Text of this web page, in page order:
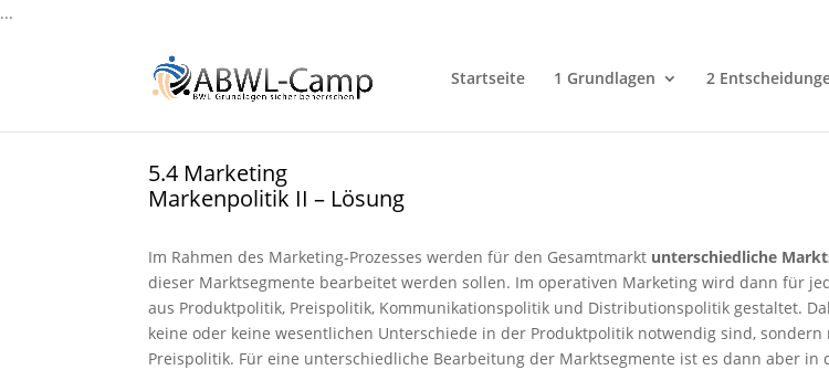
...
Startseite 1 Grundlagen 2
5.4 Marketing
Markenpolitik II – Lösung
Im Rahmen des Marketing-Prozesses werden für den Gesamtmarkt unterschiedliche
dieser Marktsegmente bearbeitet werden sollen. Im operativen Marketing wird dann für
aus Produktpolitik, Preispolitik, Kommunikationspolitik und Distributionspolitik gestaltet.
keine oder keine wesentlichen Unterschiede in der Produktpolitik notwendig sind,
Preispolitik. Für eine unterschiedliche Bearbeitung der Marktsegmente ist es dann aber